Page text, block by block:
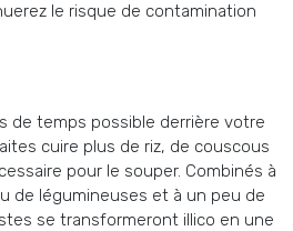
le risque de contamination
de temps possible derrière votre
cuire plus de riz, de couscous
pour le souper. Combinés à
de légumineuses et à un peu de
se transformeront illico en une